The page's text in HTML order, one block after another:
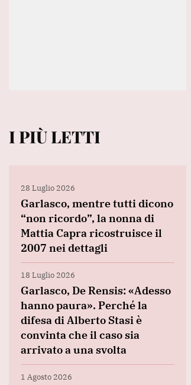
I PIÙ LETTI
28 Luglio 2026
Garlasco, mentre tutti dicono
“non ricordo”, la nonna di
Mattia Capra ricostruisce il
2007 nei dettagli
18 Luglio 2026
Garlasco, De Rensis: «Adesso
hanno paura». Perché la
difesa di Alberto Stasi è
convinta che il caso sia
arrivato a una svolta
1 Agosto 2026